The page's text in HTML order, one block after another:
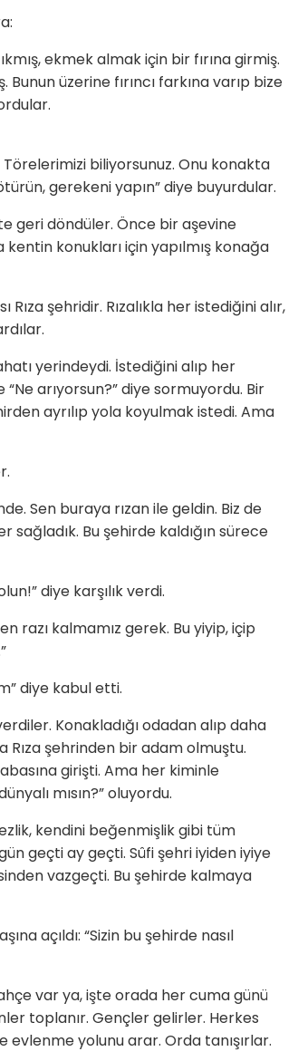
ekmek almak için bir fırına girmiş.
Bunun üzerine fırıncı farkına varıp bize
biliyorsunuz. Onu konakta
gerekeni yapın” diye buyurdular.
geri döndüler. Önce bir aşevine
konukları için yapılmış konağa
şehridir. Rızalıkla her istediğini alır,
yerindeydi. İstediğini alıp her
arıyorsun?” diye sormuyordu. Bir
ayrılıp yola koyulmak istedi. Ama
Sen buraya rızan ile geldin. Biz de
Bu şehirde kaldığın sürece
diye karşılık verdi.
razı kalmamız gerek. Bu yiyip, içip
diye kabul etti.
Konakladığı odadan alıp daha
Rıza şehrinden bir adam olmuştu.
girişti. Ama her kiminle
mısın?” oluyordu.
kendini beğenmişlik gibi tüm
geçti ay geçti. Sûfi şehri iyiden iyiye
vazgeçti. Bu şehirde kalmaya
açıldı: “Sizin bu şehirde nasıl
var ya, işte orada her cuma günü
toplanır. Gençler gelirler. Herkes
evlenme yolunu arar. Orda tanışırlar.